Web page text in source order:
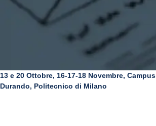
13 e 20 Ottobre, 16-17-18 Novembre, Campus
Durando, Politecnico di Milano